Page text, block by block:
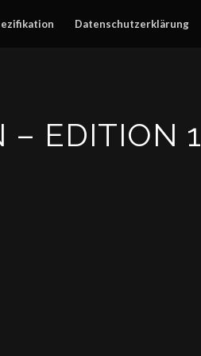
Datenschutzerklärung
– EDITION 1